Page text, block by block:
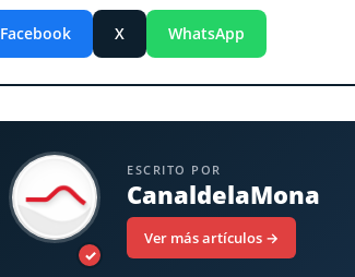
Facebook X WhatsApp
✓
ESCRITO POR
CanaldelaMona
Ver más artículos →